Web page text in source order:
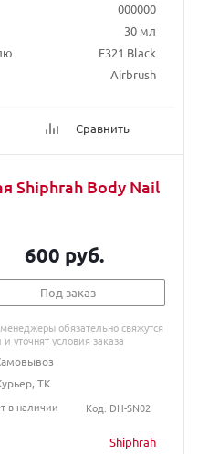
000000
30 мл
F321 Black
Airbrush
Сравнить
Shiphrah Body Nail
Shiphrah
600 руб.
Под заказ
обязательно свяжутся
уточнят условия заказа
ТК
в наличии
Код: DH-SN02